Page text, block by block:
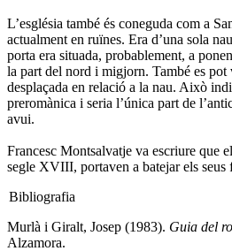
L’església també és coneguda com a
actualment en ruïnes. Era d’una sola
porta era situada, probablement, a
la part del nord i migjorn. També es pot
desplaçada en relació a la nau. Això
preromànica i seria l’única part de
avui.
Francesc Montsalvatje va escriure que
segle XVIII, portaven a batejar els seus
Bibliografia
Murlà i Giralt, Josep (1983). Guia del
Alzamora.